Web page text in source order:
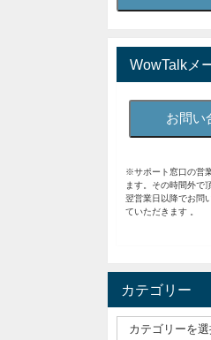
WowTalkメ
お問い
※サポート窓口の営
ます。その時間外で
翌営業日以降でお問
ていただきます 。
カテゴリー